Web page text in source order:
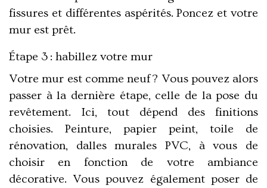
fissures et différentes aspérités. Poncez et votre
mur est prêt.
Étape 3 : habillez votre mur
Votre mur est comme neuf ? Vous pouvez alors
passer à la dernière étape, celle de la pose du
revêtement. Ici, tout dépend des finitions
choisies. Peinture, papier peint, toile de
rénovation, dalles murales PVC, à vous de
choisir en fonction de votre ambiance
décorative. Vous pouvez également poser de